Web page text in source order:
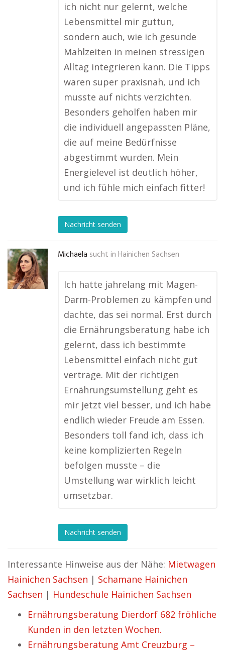
ich nicht nur gelernt, welche
Lebensmittel mir guttun,
sondern auch, wie ich gesunde
Mahlzeiten in meinen stressigen
Alltag integrieren kann. Die Tipps
waren super praxisnah, und ich
musste auf nichts verzichten.
Besonders geholfen haben mir
die individuell angepassten Pläne,
die auf meine Bedürfnisse
abgestimmt wurden. Mein
Energielevel ist deutlich höher,
und ich fühle mich einfach fitter!
Nachricht senden
Michaela sucht in Hainichen Sachsen
Ich hatte jahrelang mit Magen-
Darm-Problemen zu kämpfen und
dachte, das sei normal. Erst durch
die Ernährungsberatung habe ich
gelernt, dass ich bestimmte
Lebensmittel einfach nicht gut
vertrage. Mit der richtigen
Ernährungsumstellung geht es
mir jetzt viel besser, und ich habe
endlich wieder Freude am Essen.
Besonders toll fand ich, dass ich
keine komplizierten Regeln
befolgen musste – die
Umstellung war wirklich leicht
umsetzbar.
Nachricht senden
Interessante Hinweise aus der Nähe: Mietwagen
Hainichen Sachsen | Schamane Hainichen
Sachsen | Hundeschule Hainichen Sachsen
Ernährungsberatung Dierdorf 682 fröhliche
Kunden in den letzten Wochen.
Ernährungsberatung Amt Creuzburg –